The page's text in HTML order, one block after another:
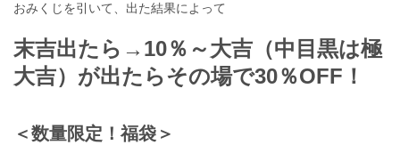
おみくじを引いて、出た結果によって
末吉出たら→10％～大吉（中目黒は極
大吉）が出たらその場で30％OFF！
＜数量限定！福袋＞